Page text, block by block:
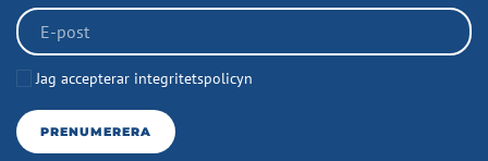
Jag accepterar integritetspolicyn
PRENUMERERA